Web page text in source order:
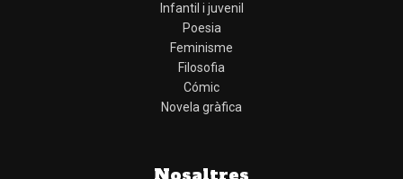
Infantil i juvenil
Poesia
Feminisme
Filosofia
Cómic
Novela gràfica